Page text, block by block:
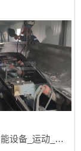
厂商动态_智能设备_运动_汽车_智慧出行频道_天极网